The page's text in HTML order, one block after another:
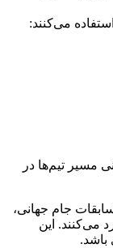
می‌کنند:
مسیر تیم‌ها در
جام جهانی،
می‌کنند. این
باشد.